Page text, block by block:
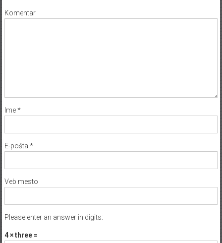
Komentar
Ime*
E-pošta *
Veb mesto
Please enter an answer in digits:
4 × three =